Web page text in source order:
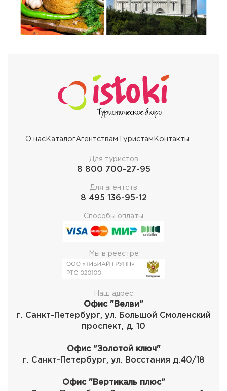
О насКаталогАгентствам Туристам Контакты
Для туристов
8 800 700-27-95
Для агентств
8 495 136-95-12
Способы оплаты
Мы в реестре
Наш адрес
Офис "Велви"
г. Санкт-Петербург, ул. Большой Смоленский
проспект, д. 10
Офис "Золотой ключ"
г. Санкт-Петербург, ул. Восстания д.40/18
Офис "Вертикаль плюс"